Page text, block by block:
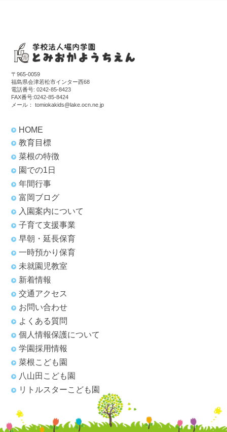
〒965-0059
福島県会津若松市インター西68
電話番号:0242-85-8423
FAX番号:0242-85-8424
メール：tomiokakids@lake.ocn.ne.jp
HOME
教育目標
菜根の特徴
園での1日
年間行事
富岡ブログ
入園案内について
子育て支援事業
早朝・延長保育
一時預かり保育
未就園児教室
新着情報
交通アクセス
お問い合わせ
よくある質問
個人情報保護について
学園採用情報
菜根こども園
八山田こども園
リトルスターこども園